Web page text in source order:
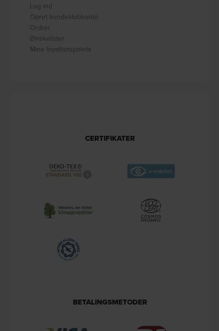
Log ind
Opret kundeklubkonto
Ordrer
Ønskelister
Mine loyalitetspoints
CERTIFIKATER
BETALINGSMETODER